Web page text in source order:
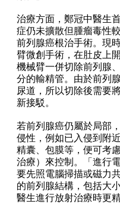
治療方面，鄭冠中醫生
症仍未擴散但腫瘤毒性
前列腺癌根治手術。現
臂微創手術，在肚皮上
機械臂一併切除前列腺
分的輸精管。由於前列
尿道，所以切除後需要
新接駁。
若前列腺癌仍屬於局部
侵性，例如已入侵到附
精囊、包膜等，便可考
治療）來控制。「進行
要先照電腦掃描或磁力
的前列腺結構，包括大
醫生進行放射治療時更精